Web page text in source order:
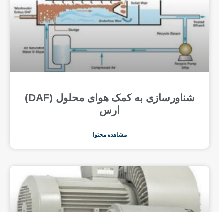
شناورسازی به کمک هوای محلول (DAF)
ارس
مشاهده محتوا